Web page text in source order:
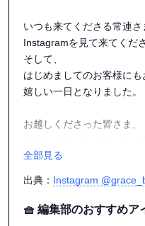
いつも来てくださる常連さ
Instagramを見て来てくだ
そして、
はじめましてのお客様にも
嬉しい一日となりました。
お越しくださった皆さま、
また、
ご一緒させていただいた出
そして素敵な場をつくって
主催者の皆さまにも、
全部見る
出典： Instagram
🧺 編集部のおすすめア